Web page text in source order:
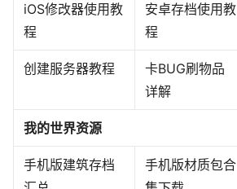
iOS修改器使用教
程
安卓存档使用教
程
创建服务器教程
卡BUG刷物品
详解
我的世界资源
手机版建筑存档
手机版材质包合